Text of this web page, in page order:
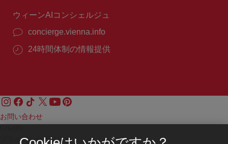
ウィーンAIコンシェルジュ
concierge.vienna.info
24時間体制の情報提供
お問い合わせ
プライバシーポリシー